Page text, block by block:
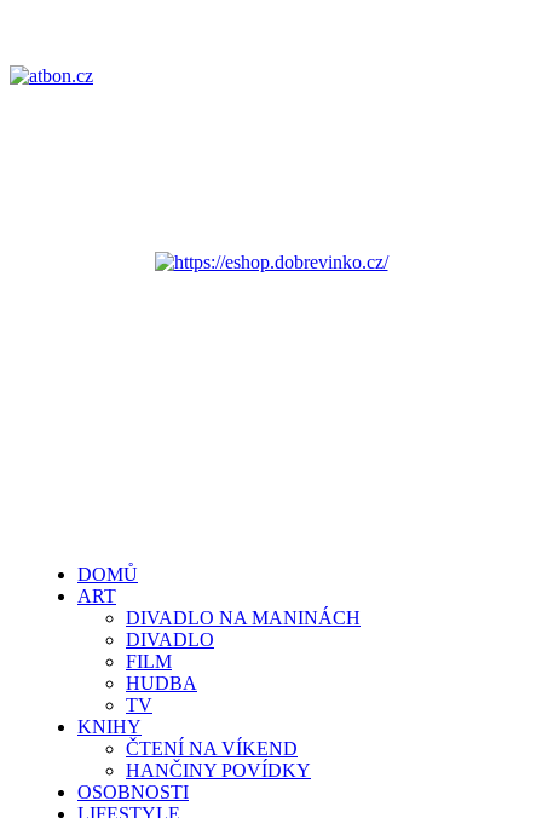
DOMŮ
ART
DIVADLO NA MANINÁCH
DIVADLO
FILM
HUDBA
TV
KNIHY
ČTENÍ NA VÍKEND
HANČINY POVÍDKY
OSOBNOSTI
LIFESTYLE